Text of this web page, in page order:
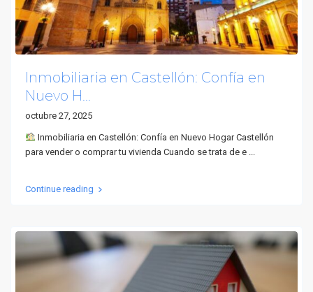
Inmobiliaria en Castellón: Confía en
Nuevo H...
octubre 27, 2025
Inmobiliaria en Castellón: Confía en Nuevo Hogar Castellón
para vender o comprar tu vivienda Cuando se trata de e
Continue reading